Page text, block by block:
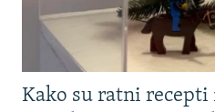
Kako su ratni